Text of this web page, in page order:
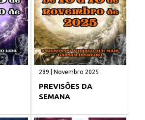
289 | Novembro 2025
PREVISÕES DA
SEMANA